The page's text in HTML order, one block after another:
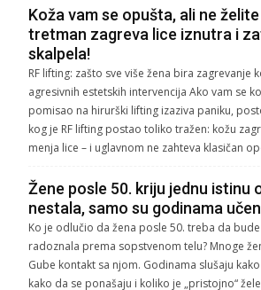
Koža vam se opušta, ali ne
tretman zagreva lice iznutra i
skalpela!
RF lifting: zašto sve više žena bira zagrevanje
agresivnih estetskih intervencija Ako vam se
pomisao na hirurški lifting izaziva paniku,
kog je RF lifting postao toliko tražen: kožu
menja lice – i uglavnom ne zahteva klasičan
Žene posle 50. kriju jednu istinu
nestala, samo su godinama
Ko je odlučio da žena posle 50. treba da
radoznala prema sopstvenom telu? Mnoge
Gube kontakt sa njom. Godinama slušaju
kako da se ponašaju i koliko je „pristojno“